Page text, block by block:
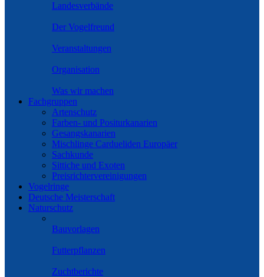
Landesverbände
Der Vogelfreund
Veranstaltungen
Organisation
Was wir machen
Fachgruppen
Artenschutz
Farben- und Positurkanarien
Gesangskanarien
Mischlinge Cardueliden Europäer
Sachkunde
Sittiche und Exoten
Preisrichtervereinigungen
Vogelringe
Deutsche Meisterschaft
Naturschutz
Bauvorlagen
Futterpflanzen
Zuchtberichte